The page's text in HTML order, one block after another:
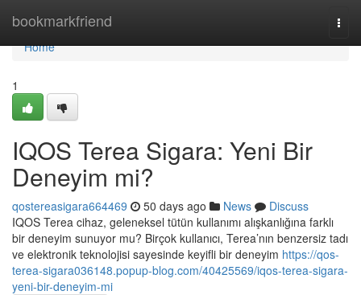
bookmarkfriend
Home
Home
1
IQOS Terea Sigara: Yeni Bir
Deneyim mi?
qostereasigara664469 50 days ago News
Discuss
IQOS Terea cihaz, geleneksel tütün kullanımı alışkanlığına farklı
bir deneyim sunuyor mu? Birçok kullanıcı, Terea’nın benzersiz tadı
ve elektronik teknolojisi sayesinde keyifli bir deneyim https://qos-
terea-sigara036148.popup-blog.com/40425569/iqos-terea-sigara-
yeni-bir-deneyim-mi